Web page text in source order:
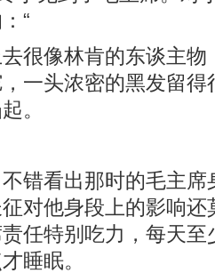
“
很像林肯的东谈主
一头浓密的黑发留
。
错看出那时的毛主
对他身段上的影响
任特别吃力，每天
睡眠。